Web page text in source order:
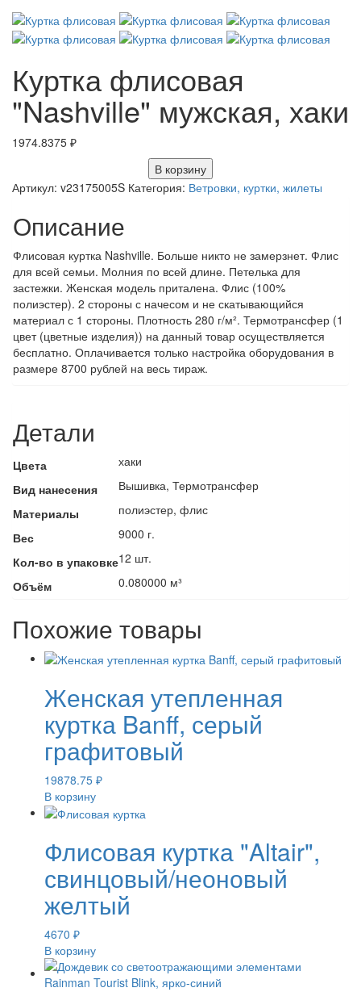
Куртка флисовая
"Nashville" мужская, хаки
1974.8375 ₽
В корзину
Артикул: v23175005S Категория: Ветровки, куртки, жилеты
Описание
Флисовая куртка Nashville. Больше никто не замерзнет. Флис
для всей семьи. Молния по всей длине. Петелька для
застежки. Женская модель приталена. Флис (100%
полиэстер). 2 стороны с начесом и не скатывающийся
материал с 1 стороны. Плотность 280 г/м². Термотрансфер (1
цвет (цветные изделия)) на данный товар осуществляется
бесплатно. Оплачивается только настройка оборудования в
размере 8700 рублей на весь тираж.
Детали
Цвета
хаки
Вид нанесения
Вышивка, Термотрансфер
Материалы
полиэстер, флис
Вес
9000 г.
Кол-во в упаковке12 шт.
Объём
0.080000 м³
Похожие товары
Женская утепленная
куртка Banff, серый
графитовый
19878.75 ₽
В корзину
Флисовая куртка "Altair",
свинцовый/неоновый
желтый
4670 ₽
В корзину